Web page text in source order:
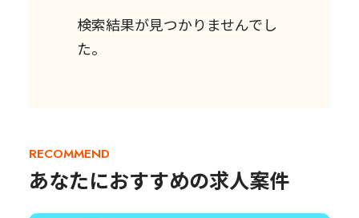
検索結果が見つかりませんでし
た。
RECOMMEND
あなたにおすすめの求人案件